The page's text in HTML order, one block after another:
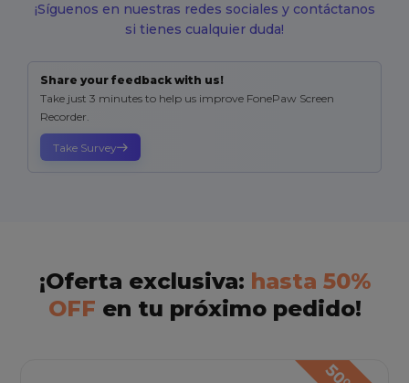
¡Síguenos en nuestras redes sociales y contáctanos
si tienes cualquier duda!
Share your feedback with us!
Take just 3 minutes to help us improve FonePaw Screen
Recorder.
Take Survey
¡Oferta exclusiva: hasta 50%
OFF en tu próximo pedido!